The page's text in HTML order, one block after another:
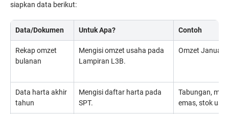
siapkan data berikut:
Data/Dokumen Untuk Apa? Contoh
Rekap omzet
bulanan
Mengisi omzet usaha pada
Lampiran L3B.
Omzet Januari
Data harta akhir
tahun
Mengisi daftar harta pada
SPT.
Tabungan,
emas, stok